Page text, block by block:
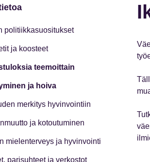
politiikkasuositukset
ja koosteet
teemoittain
ja hoiva
merkitys hyvinvointiin
ja kotoutuminen
mielenterveys ja hyvinvointi
parisuhteet ja verkostot